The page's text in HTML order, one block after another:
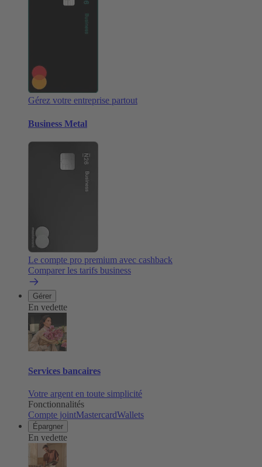
Gérez votre entreprise partout
Business Metal
Le compte pro premium avec cashback
Comparer les tarifs business
Gérer
En vedette
Services bancaires
Votre argent en toute simplicité
Fonctionnalités
Compte jointMastercardWallets
Épargner
En vedette